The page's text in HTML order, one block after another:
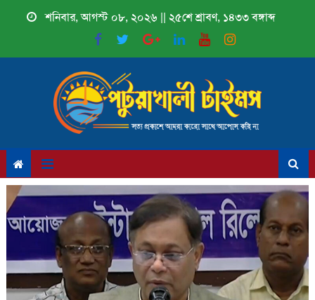
শনিবার, আগস্ট ০৮, ২০২৬ || ২৫শে শ্রাবণ, ১৪৩৩ বঙ্গাব্দ